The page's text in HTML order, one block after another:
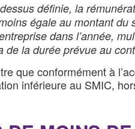
définie, la
égale au montant
dans l’année,
la durée prévue au
que conformément à
inférieure au SMIC,